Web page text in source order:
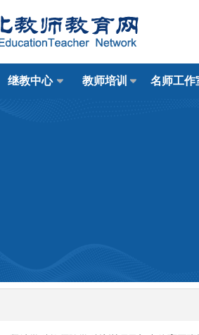
继教中心 教师培训 名师工作